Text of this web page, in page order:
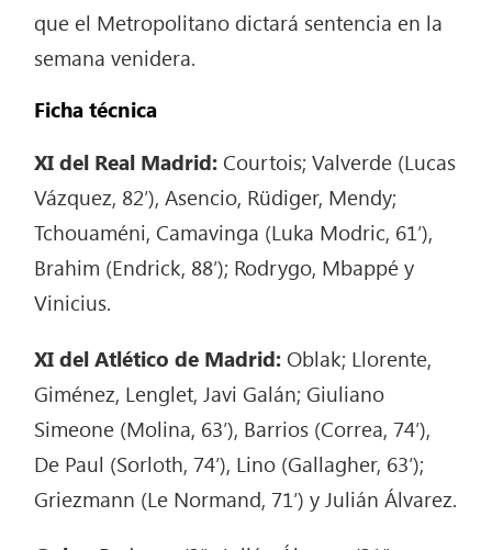
que el Metropolitano dictará sentencia en la
semana venidera.
Ficha técnica
XI del Real Madrid: Courtois; Valverde (Lucas
Vázquez, 82′), Asencio, Rüdiger, Mendy;
Tchouaméni, Camavinga (Luka Modric, 61′),
Brahim (Endrick, 88′); Rodrygo, Mbappé y
Vinicius.
XI del Atlético de Madrid: Oblak; Llorente,
Giménez, Lenglet, Javi Galán; Giuliano
Simeone (Molina, 63′), Barrios (Correa, 74′),
De Paul (Sorloth, 74′), Lino (Gallagher, 63′);
Griezmann (Le Normand, 71′) y Julián Álvarez.